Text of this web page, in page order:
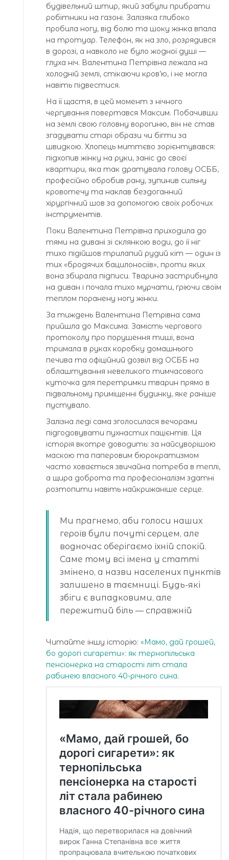
будівельний штир, який забули прибрати
робітники на газоні. Залізяка глибоко
пробила ногу, від болю та шоку жінка впала
на тротуар. Телефон, як на зло, розрядився
в дорозі, а навколо не було жодної душі —
глуха ніч. Валентина Петрівна лежала на
холодній землі, стікаючи кров’ю, і не могла
навіть підвестися.
На її щастя, в цей момент з нічного
чергування повертався Максим. Побачивши
на землі свою головну ворогиню, він не став
згадувати старі образи чи бігти за
швидкою. Хлопець миттєво зорієнтувався:
підхопив жінку на руки, заніс до своєї
квартири, яка так дратувала голову ОСББ,
професійно обробив рану, зупинив сильну
кровотечу та наклав бездоганний
хірургічний шов за допомогою своїх робочих
інструментів.
Поки Валентина Петрівна приходила до
тями на дивані зі склянкою води, до її ніг
тихо підійшов трилапий рудий кіт — один із
тих «бродячих бацилоносіїв», проти яких
вона збирала підписи. Тварина застрибнула
на диван і почала тихо мурчати, гріючи своїм
теплом поранену ногу жінки.
За тиждень Валентина Петрівна сама
прийшла до Максима. Замість чергового
протоколу про порушення тиші, вона
тримала в руках коробку домашнього
печива та офіційний дозвіл від ОСББ на
облаштування невеликого тимчасового
куточка для перетримки тварин прямо в
підвальному приміщенні будинку, яке раніше
пустувало.
Залізна леді сама зголосилася вечорами
підгодовувати пухнастих пацієнтів. Ця
історія вкотре доводить: за найсуворішою
маскою та паперовим бюрократизмом
часто ховається звичайна потреба в теплі,
а щира доброта та професіоналізм здатні
розтопити навіть найкрижаніше серце.
Ми прагнемо, аби голоси наших
героїв були почуті серцем, але
водночас оберігаємо їхній спокій.
Саме тому всі імена у статті
змінено, а назви населених пунктів
залишено в таємниці. Будь-які
збіги є випадковими, але
пережитий біль — справжній
Читайте іншу історію: «Мамо, дай грошей,
бо дорогі сигарети»: як тернопільська
пенсіонерка на старості літ стала
рабинею власного 40-річного сина.